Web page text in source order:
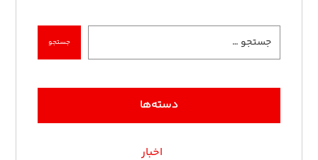
دسته‌ها
اخبار